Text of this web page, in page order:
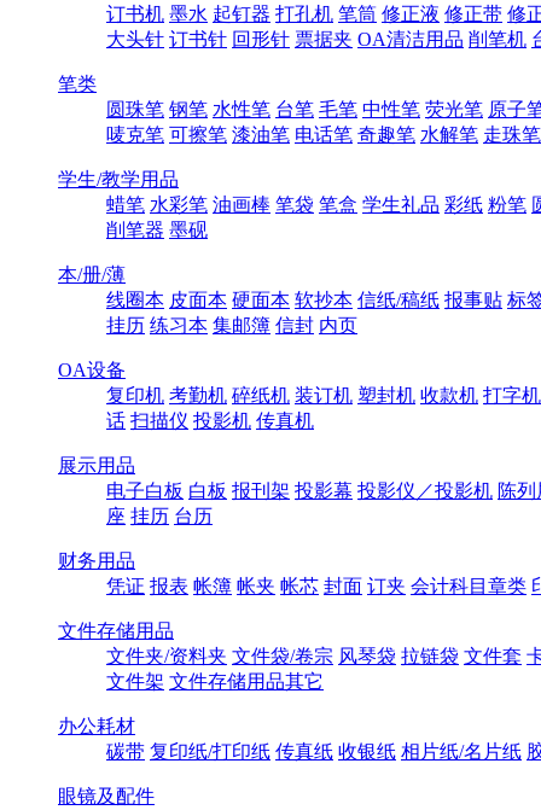
订书机 墨水 起钉器 打孔机 笔筒 修正液 修正带 修
大头针 订书针 回形针 票据夹 OA清洁用品 削笔机
笔类
圆珠笔 钢笔 水性笔 台笔 毛笔 中性笔 荧光笔 原子
唛克笔 可擦笔 漆油笔 电话笔 奇趣笔 水解笔 走珠笔
学生/教学用品
蜡笔 水彩笔 油画棒 笔袋 笔盒 学生礼品 彩纸 粉笔
削笔器 墨砚
本/册/薄
线圈本 皮面本 硬面本 软抄本 信纸/稿纸 报事贴 标
挂历 练习本 集邮簿 信封 内页
OA设备
复印机 考勤机 碎纸机 装订机 塑封机 收款机 打字机
话 扫描仪 投影机 传真机
展示用品
电子白板 白板 报刊架 投影幕 投影仪／投影机 陈
座 挂历 台历
财务用品
凭证 报表 帐簿 帐夹 帐芯 封面 订夹 会计科目章类
文件存储用品
文件夹/资料夹 文件袋/卷宗 风琴袋 拉链袋 文件套
文件架 文件存储用品其它
办公耗材
碳带 复印纸/打印纸 传真纸 收银纸 相片纸/名片纸
眼镜及配件